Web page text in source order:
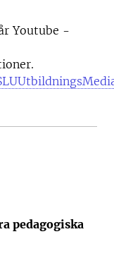
Youtube -
pedagogiska